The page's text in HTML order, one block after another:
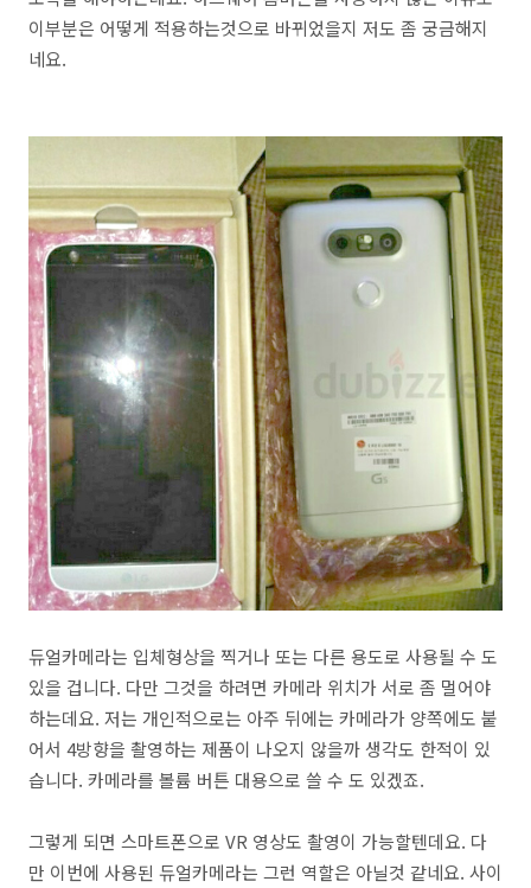
이부분은 어떻게 적용하는것으로 바뀌었을지 저도 좀 궁금해지
네요.
듀얼카메라는 입체형상을 찍거나 또는 다른 용도로 사용될 수 도
있을 겁니다. 다만 그것을 하려면 카메라 위치가 서로 좀 멀어야
하는데요. 저는 개인적으로는 아주 뒤에는 카메라가 양쪽에도 붙
어서 4방향을 촬영하는 제품이 나오지 않을까 생각도 한적이 있
습니다. 카메라를 볼륨 버튼 대용으로 쓸 수 도 있겠죠.
그렇게 되면 스마트폰으로 VR 영상도 촬영이 가능할텐데요. 다
만 이번에 사용된 듀얼카메라는 그런 역할은 아닐것 같네요. 사이